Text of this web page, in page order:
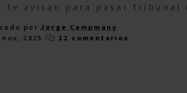
te avisan para pasar tribunal
por Jorge Campmany
nov, 2025
12 comentarios